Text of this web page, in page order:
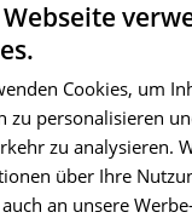
gefallen
Webseite
Cookies, um
zu personalisieren
zu analysieren.
über Ihre
an unsere